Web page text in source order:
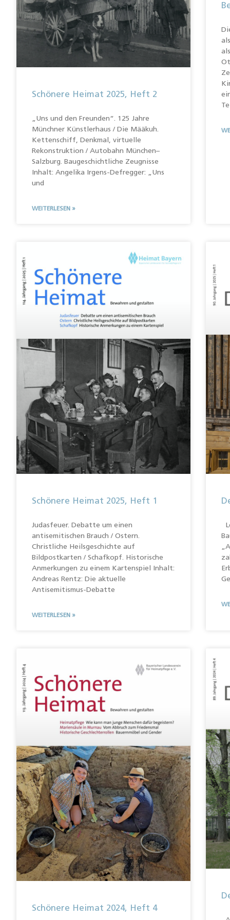
Schönere Heimat 2025, Heft 2
„Uns und den Freunden“. 125 Jahre
Münchner Künstlerhaus / Die Määkuh.
Kettenschiff, Denkmal, virtuelle
Rekonstruktion / Autobahn München–
Salzburg. Baugeschichtliche Zeugnisse
Inhalt: Angelika Irgens-Defregger: „Uns
und
WEITERLESEN »
Schönere Heimat 2025, Heft 1
Judasfeuer. Debatte um einen
antisemitischen Brauch / Ostern.
Christliche Heilsgeschichte auf
Bildpostkarten / Schafkopf. Historische
Anmerkungen zu einem Kartenspiel Inhalt:
Andreas Rentz: Die aktuelle
Antisemitismus-Debatte
WEITERLESEN »
Schönere Heimat 2024, Heft 4